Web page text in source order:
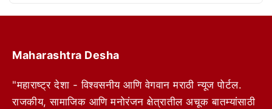
Maharashtra Desha
"महाराष्ट्र देशा - विश्वसनीय आणि वेगवान मराठी न्यूज पोर्टल.
राजकीय, सामाजिक आणि मनोरंजन क्षेत्रातील अचूक बातम्यांसाठी